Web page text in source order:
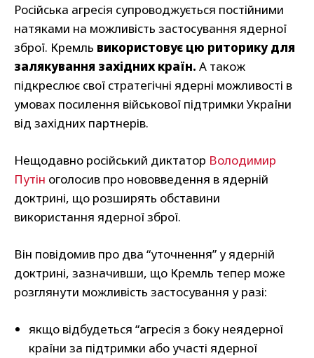
Російська агресія супроводжується постійними
натяками на можливість застосування ядерної
зброї. Кремль використовує цю риторику для
залякування західних країн. А також
підкреслює свої стратегічні ядерні можливості в
умовах посилення військової підтримки України
від західних партнерів.
Нещодавно російський диктатор Володимир
Путін оголосив про нововведення в ядерній
доктрині, що розширять обставини
використання ядерної зброї.
Він повідомив про два “уточнення” у ядерній
доктрині, зазначивши, що Кремль тепер може
розглянути можливість застосування у разі:
якщо відбудеться “агресія з боку неядерної
країни за підтримки або участі ядерної